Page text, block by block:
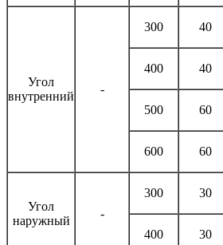
Угол
внутренний
-
300 40
400 40
500 60
600 60
Угол
наружный
-
300
30
400
30